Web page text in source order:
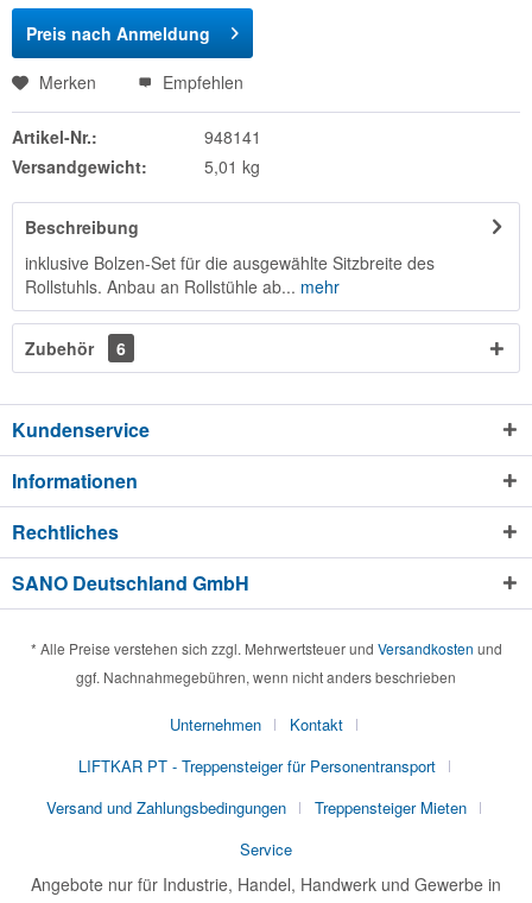
Preis nach Anmeldung
Merken Empfehlen
Artikel-Nr.:
948141
Versandgewicht:
5,01 kg
Beschreibung
inklusive Bolzen-Set für die ausgewählte Sitzbreite des
Rollstuhls. Anbau an Rollstühle ab... mehr
Zubehör 6
Kundenservice
Informationen
Rechtliches
SANO Deutschland GmbH
* Alle Preise verstehen sich zzgl. Mehrwertsteuer und Versandkosten und
ggf. Nachnahmegebühren, wenn nicht anders beschrieben
Unternehmen
Kontakt
LIFTKAR PT - Treppensteiger für Personentransport
Versand und Zahlungsbedingungen
Treppensteiger Mieten
Service
Angebote nur für Industrie, Handel, Handwerk und Gewerbe in